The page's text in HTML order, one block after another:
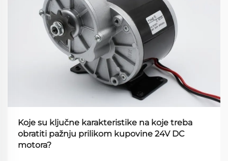
Koje su ključne karakteristike na koje treba
obratiti pažnju prilikom kupovine 24V DC
motora?